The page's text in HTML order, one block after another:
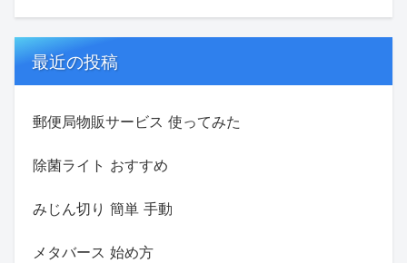
最近の投稿
郵便局物販サービス 使ってみた
除菌ライト おすすめ
みじん切り 簡単 手動
メタバース 始め方